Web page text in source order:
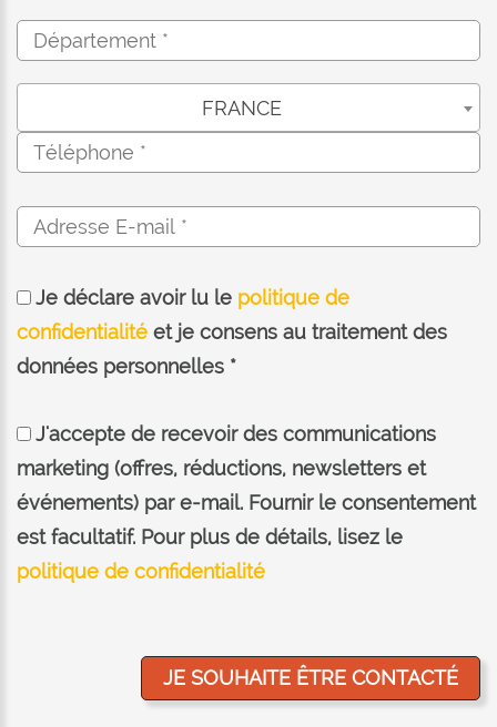
FRANCE
Je déclare avoir lu le politique de
confidentialité et je consens au traitement des
données personnelles *
J'accepte de recevoir des communications
marketing (offres, réductions, newsletters et
événements) par e-mail. Fournir le consentement
est facultatif. Pour plus de détails, lisez le
politique de confidentialité